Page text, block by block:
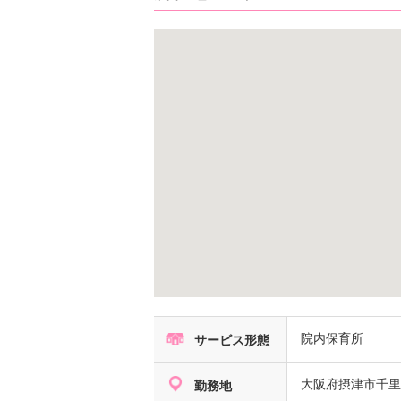
サービス形態 院内保育所
勤務地 大阪府摂津市千